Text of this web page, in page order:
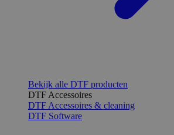
Bekijk alle DTF producten
DTF Accessoires
DTF Accessoires & cleaning
DTF Software